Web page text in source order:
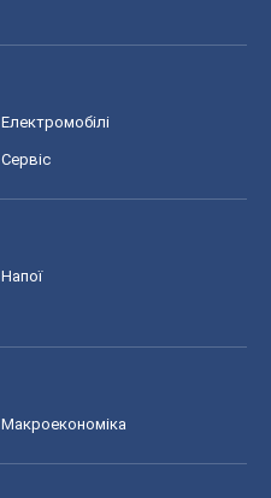
Електромобілі
Сервіс
Напої
Макроекономіка